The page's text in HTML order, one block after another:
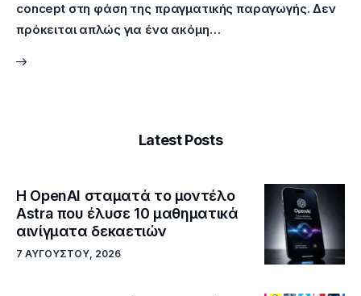
concept στη φάση της πραγματικής παραγωγής. Δεν
πρόκειται απλώς για ένα ακόμη…
Latest Posts
Η OpenAI σταματά το μοντέλο
Astra που έλυσε 10 μαθηματικά
αινίγματα δεκαετιών
7 ΑΥΓΟΎΣΤΟΥ, 2026